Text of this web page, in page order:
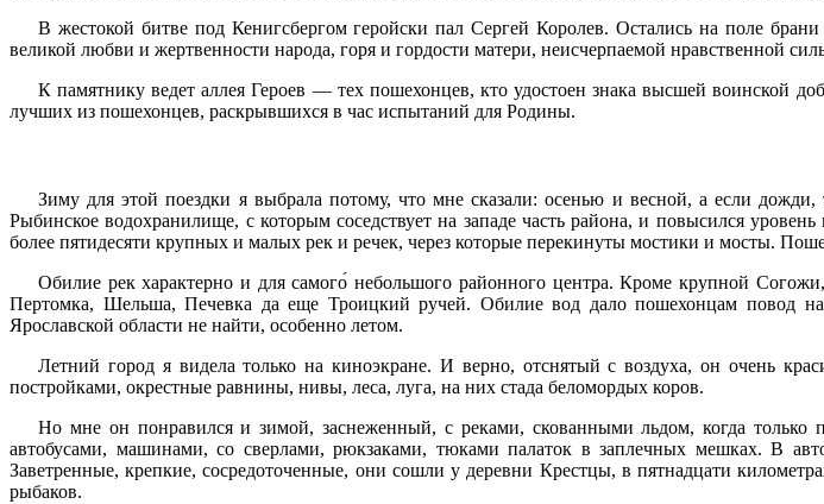
В жестокой битве под Кенигсбергом геройски пал Сергей Королев. Остались на поле
великой любви и жертвенности народа, горя и гордости матери, неисчерпаемой нравственной
К памятнику ведет аллея Героев — тех пошехонцев, кто удостоен знака высшей воинской
лучших из пошехонцев, раскрывшихся в час испытаний для Родины.
Зиму для этой поездки я выбрала потому, что мне сказали: осенью и весной, а если
Рыбинское водохранилище, с которым соседствует на западе часть района, и повысился
более пятидесяти крупных и малых рек и речек, через которые перекинуты мостики и мосты.
Обилие рек характерно и для самого́ небольшого районного центра. Кроме крупной
Пертомка, Шельша, Печевка да еще Троицкий ручей. Обилие вод дало пошехонцам повод
Ярославской области не найти, особенно летом.
Летний город я видела только на киноэкране. И верно, отснятый с воздуха, он очень
постройками, окрестные равнины, нивы, леса, луга, на них стада беломордых коров.
Но мне он понравился и зимой, заснеженный, с реками, скованными льдом, когда
автобусами, машинами, со сверлами, рюкзаками, тюками палаток в заплечных мешках. В
Заветренные, крепкие, сосредоточенные, они сошли у деревни Крестцы, в пятнадцати
рыбаков.